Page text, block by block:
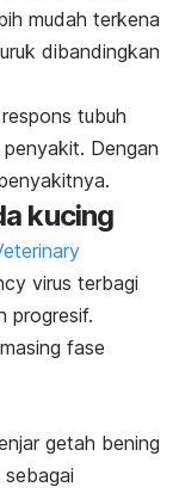
mudah terkena
dibandingkan
tubuh
Dengan
kucing
virus terbagi
progresif.
fase
getah bening